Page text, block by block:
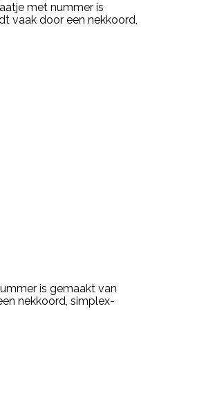
met nummer is
vaak door een nekkoord,
is gemaakt van
nekkoord, simplex-